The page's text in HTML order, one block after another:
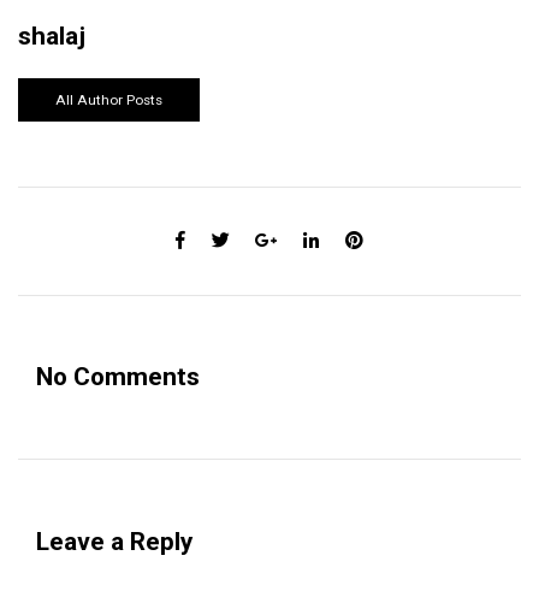
shalaj
All Author Posts
No Comments
Leave a Reply